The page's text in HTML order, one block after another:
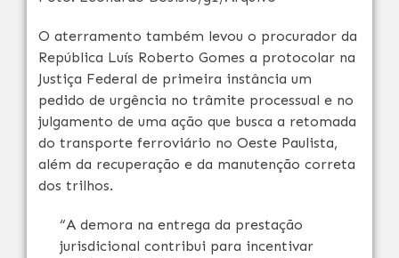
O aterramento também levou o procurador da
República Luís Roberto Gomes a protocolar na
Justiça Federal de primeira instância um
pedido de urgência no trâmite processual e no
julgamento de uma ação que busca a retomada
do transporte ferroviário no Oeste Paulista,
além da recuperação e da manutenção correta
dos trilhos.
“A demora na entrega da prestação
jurisdicional contribui para incentivar